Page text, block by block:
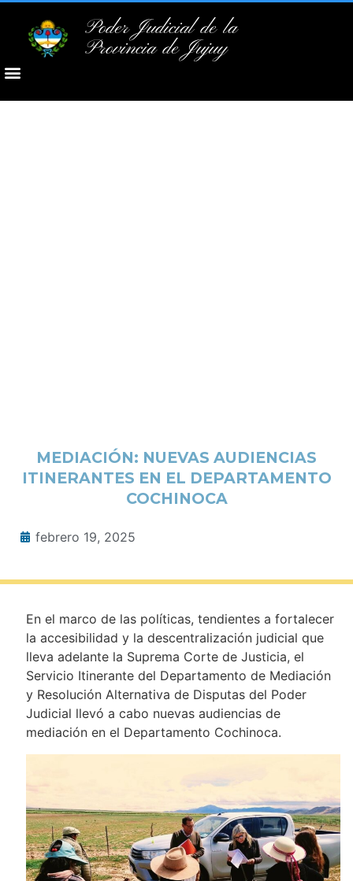
Poder Judicial de la
Provincia de Jujuy
MEDIACIÓN: NUEVAS AUDIENCIAS
ITINERANTES EN EL DEPARTAMENTO
COCHINOCA
febrero 19, 2025
En el marco de las políticas, tendientes a fortalecer
la accesibilidad y la descentralización judicial que
lleva adelante la Suprema Corte de Justicia, el
Servicio Itinerante del Departamento de Mediación
y Resolución Alternativa de Disputas del Poder
Judicial llevó a cabo nuevas audiencias de
mediación en el Departamento Cochinoca.